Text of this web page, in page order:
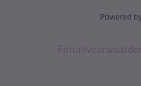
Forumvoorwaarden